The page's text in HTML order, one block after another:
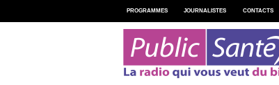
PROGRAMMES JOURNALISTES CONTACTS